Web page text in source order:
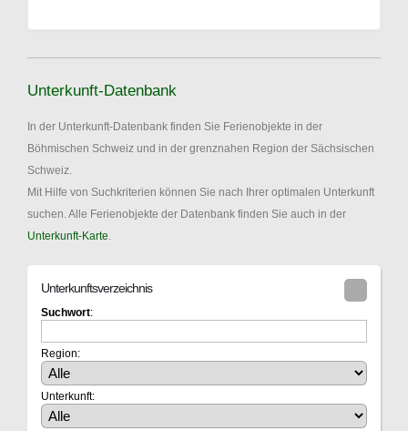
Unterkunft-Datenbank
In der Unterkunft-Datenbank finden Sie Ferienobjekte in der
Böhmischen Schweiz und in der grenznahen Region der Sächsischen
Schweiz.
Mit Hilfe von Suchkriterien können Sie nach Ihrer optimalen Unterkunft
suchen. Alle Ferienobjekte der Datenbank finden Sie auch in der
Unterkunft-Karte
Unterkunftsverzeichnis
Suchwort:
Region:
Unterkunft: